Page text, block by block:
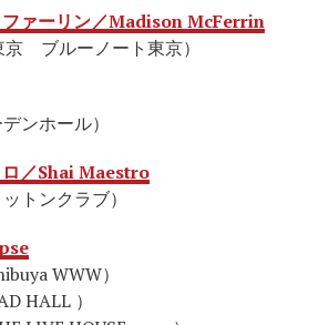
ファーリン／Madison McFerrin
ブルーノート東京）
ンホール）
／Shai Maestro
トンクラブ）
WWW）
HALL ）